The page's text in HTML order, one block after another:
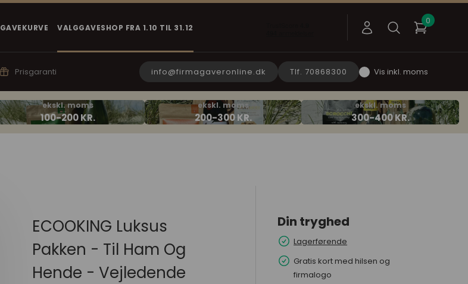
GAVEKURVE VALGGAVESHOP FRA 1.10 TIL 31.12
Prisgaranti info@firmagaveronline.dk Tlf. 70868300 Vis inkl. moms
ECOOKING Luksus
Pakken - Til Ham Og
Hende - Vejledende
Din tryghed
Lagerførende
Gratis kort med hilsen og
firmalogo